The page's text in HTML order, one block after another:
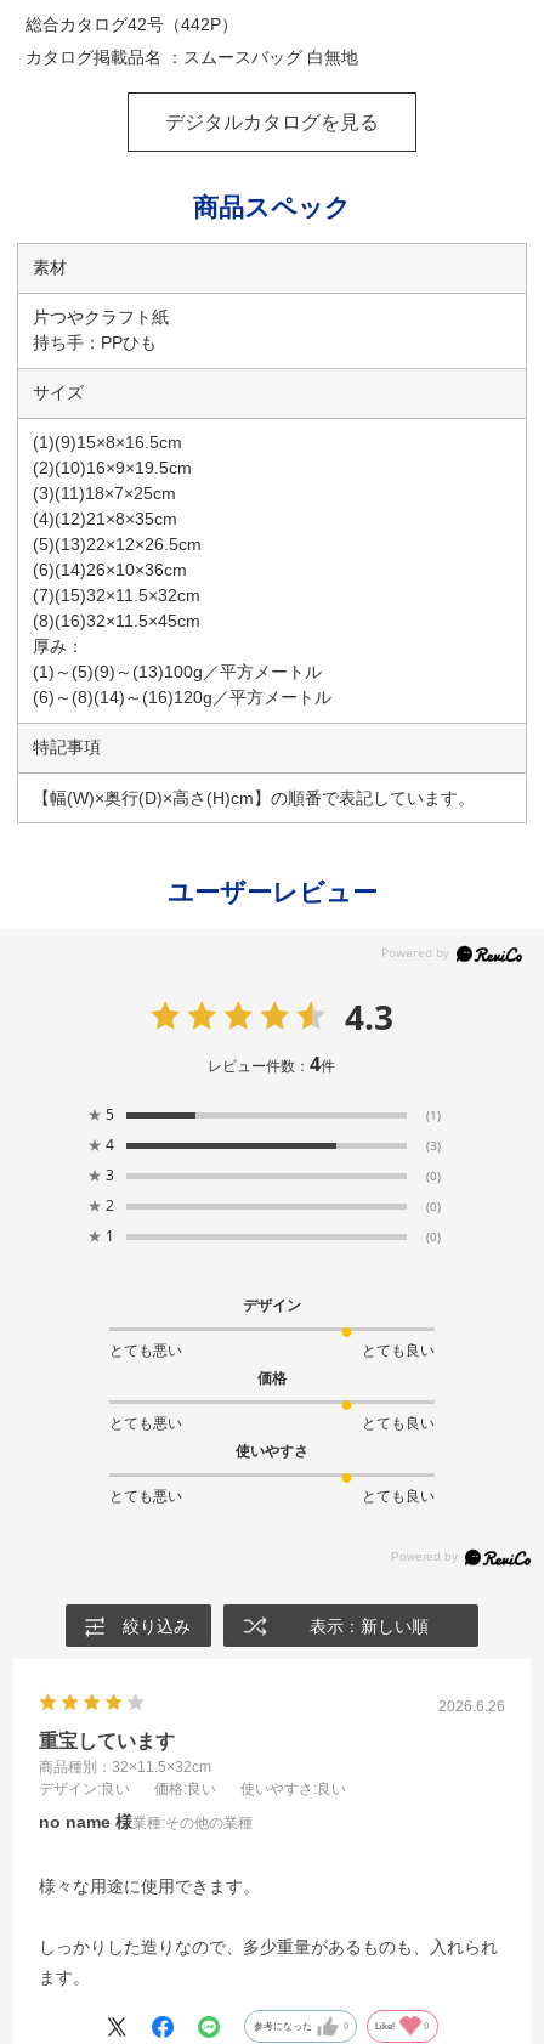
総合カタログ42号（442P）
カタログ掲載品名 ：スムースバッグ 白無地
デジタルカタログを見る
商品スペック
素材
片つやクラフト紙
持ち手：PPひも
サイズ
(1)(9)15×8×16.5cm
(2)(10)16×9×19.5cm
(3)(11)18×7×25cm
(4)(12)21×8×35cm
(5)(13)22×12×26.5cm
(6)(14)26×10×36cm
(7)(15)32×11.5×32cm
(8)(16)32×11.5×45cm
厚み：
(1)～(5)(9)～(13)100g／平方メートル
(6)～(8)(14)～(16)120g／平方メートル
特記事項
【幅(W)×奥行(D)×高さ(H)cm】の順番で表記しています。
ユーザーレビュー
4.3
レビュー件数：4件
★ 5 (1)
★ 4 (3)
★ 3 (0)
★ 2 (0)
★ 1 (0)
デザイン
とても悪い
とても良い
価格
とても悪い
とても良い
使いやすさ
とても悪い とても良い
絞り込み 表示：新しい順
2026.6.26
重宝しています
商品種別：32×11.5×32cm
デザイン:良い 価格:良い 使いやすさ :良い
no name 業種:その他の業種
様々な用途に使用できます。
しっかりした造りなので、多少重量があるものも、入れられ
ます。
参考になった 0 Like! 0